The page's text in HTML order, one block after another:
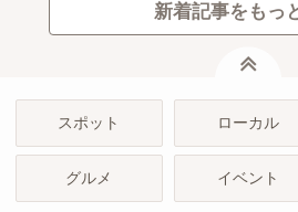
新着記事をもっ
スポット ローカル
グルメ イベント